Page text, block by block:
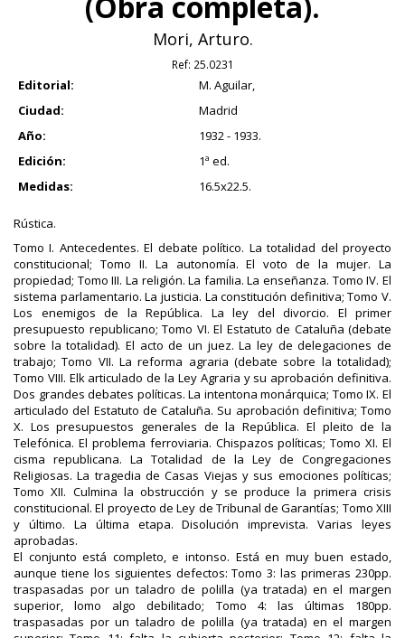
Mori, Arturo.
Ref: 25.0231
Editorial:
M. Aguilar,
Ciudad:
Madrid
Año:
1932 - 1933.
Edición:
1ª ed.
Medidas:
16.5x22.5.
Rústica.
Tomo I. Antecedentes. El debate político. La totalidad del proyecto
constitucional; Tomo II. La autonomía. El voto de la mujer. La
propiedad; Tomo III. La religión. La familia. La enseñanza. Tomo IV. El
sistema parlamentario. La justicia. La constitución definitiva; Tomo V.
Los enemigos de la República. La ley del divorcio. El primer
presupuesto republicano; Tomo VI. El Estatuto de Cataluña (debate
sobre la totalidad). El acto de un juez. La ley de delegaciones de
trabajo; Tomo VII. La reforma agraria (debate sobre la totalidad);
Tomo VIII. Elk articulado de la Ley Agraria y su aprobación definitiva.
Dos grandes debates políticas. La intentona monárquica; Tomo IX. El
articulado del Estatuto de Cataluña. Su aprobación definitiva; Tomo
X. Los presupuestos generales de la República. El pleito de la
Telefónica. El problema ferroviaria. Chispazos políticas; Tomo XI. El
cisma republicana. La Totalidad de la Ley de Congregaciones
Religiosas. La tragedia de Casas Viejas y sus emociones políticas;
Tomo XII. Culmina la obstrucción y se produce la primera crisis
constitucional. El proyecto de Ley de Tribunal de Garantías; Tomo XIII
y último. La última etapa. Disolución imprevista. Varias leyes
aprobadas.
El conjunto está completo, e intonso. Está en muy buen estado,
aunque tiene los siguientes defectos: Tomo 3: las primeras 230pp.
traspasadas por un taladro de polilla (ya tratada) en el margen
superior, lomo algo debilitado; Tomo 4: las últimas 180pp.
traspasadas por un taladro de polilla (ya tratada) en el margen